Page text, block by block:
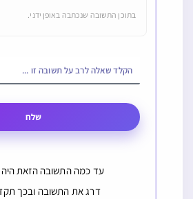
בתוכן התשובה שנכתבה באופן ידני.
שלח
עד כמה התשובה הזאת היה
דרג את התשובה ובכך